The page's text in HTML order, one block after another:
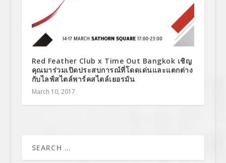
Red Feather Club x Time Out Bangkok เชิญ
คุณมาร่วมเปิดประสบการณ์ที่โดดเด่นและแตกต่าง
กับไลฟ์สไตล์พาร์คสไตล์เยอรมัน
March 10, 2017